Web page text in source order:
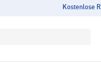
Kostenlose